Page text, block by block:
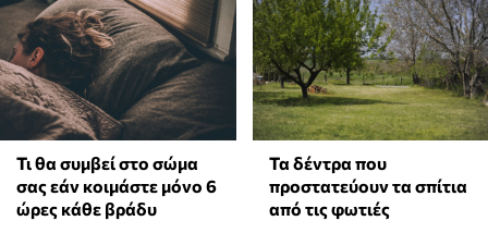
Τι θα συμβεί στο σώμα
σας εάν κοιμάστε μόνο 6
ώρες κάθε βράδυ
Τα δέντρα που
προστατεύουν τα σπίτια
από τις φωτιές